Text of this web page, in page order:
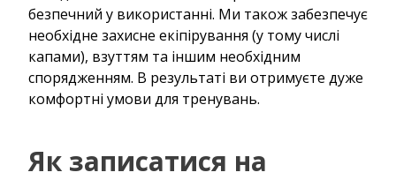
безпечний у використанні. Ми також забезпечує
необхідне захисне екіпірування (у тому числі
капами), взуттям та іншим необхідним
спорядженням. В результаті ви отримуєте дуже
комфортні умови для тренувань.
Як записатися на